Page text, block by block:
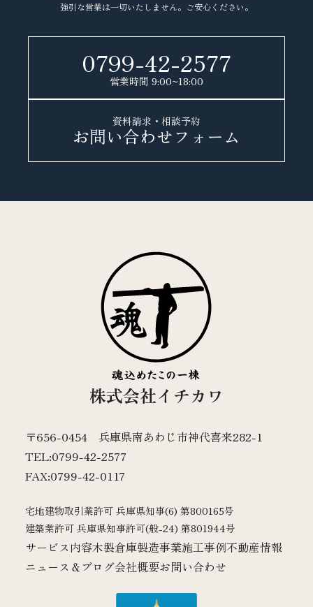
強引な営業は一切いたしません。ご安心ください。
0799-42-2577
営業時間 9:00~18:00
資料請求・相談予約
お問い合わせフォーム
株式会社イチカワ
〒656-0454 兵庫県南あわじ市神代喜来282-1
TEL:0799-42-2577
FAX:0799-42-0117
宅地建物取引業許可 兵庫県知事(6) 第800165号
建築業許可 兵庫県知事許可(般-24) 第801944号
サービス内容木製倉庫製造事業施工事例不動産情報
ニュース＆ブログ会社概要お問い合わせ